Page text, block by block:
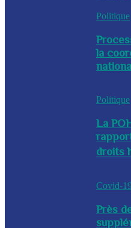
Politique
la
Politique
La
droits
Covid-
Près